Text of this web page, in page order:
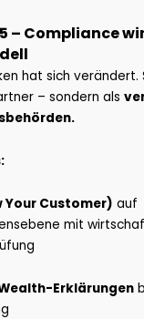
– Compliance
hat sich verändert.
– sondern als
Your Customer) auf
mit
Erklärungen